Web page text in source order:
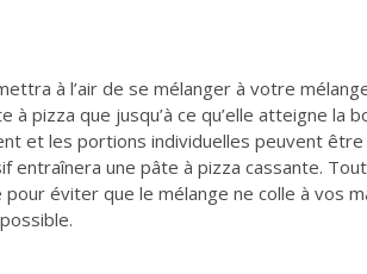
à l’air de se mélanger à votre
à pizza que jusqu’à ce qu’elle atteigne la
et les portions individuelles peuvent
entraînera une pâte à pizza cassante.
éviter que le mélange ne colle à vos